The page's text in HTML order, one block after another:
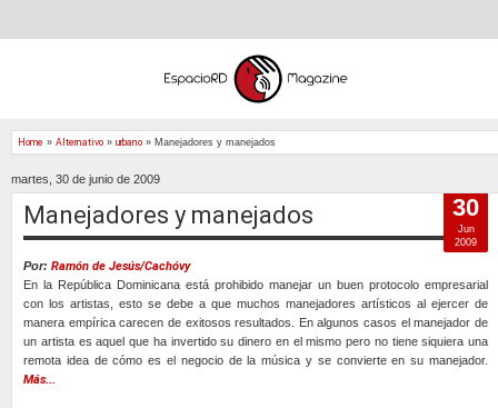
Home » Alternativo » urbano » Manejadores y manejados
martes, 30 de junio de 2009
Manejadores y manejados
Por: Ramón de Jesús/Cachóvy
En la República Dominicana está prohibido manejar un buen protocolo empresarial
con los artistas, esto se debe a que muchos manejadores artísticos al ejercer de
manera empírica carecen de exitosos resultados. En algunos casos el manejador de
un artista es aquel que ha invertido su dinero en el mismo pero no tiene siquiera una
remota idea de cómo es el negocio de la música y se convierte en su manejador.
Más...
30
Jun
2009